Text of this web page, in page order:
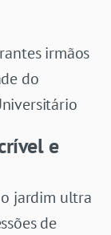
irmãos
do
e
jardim ultra
de